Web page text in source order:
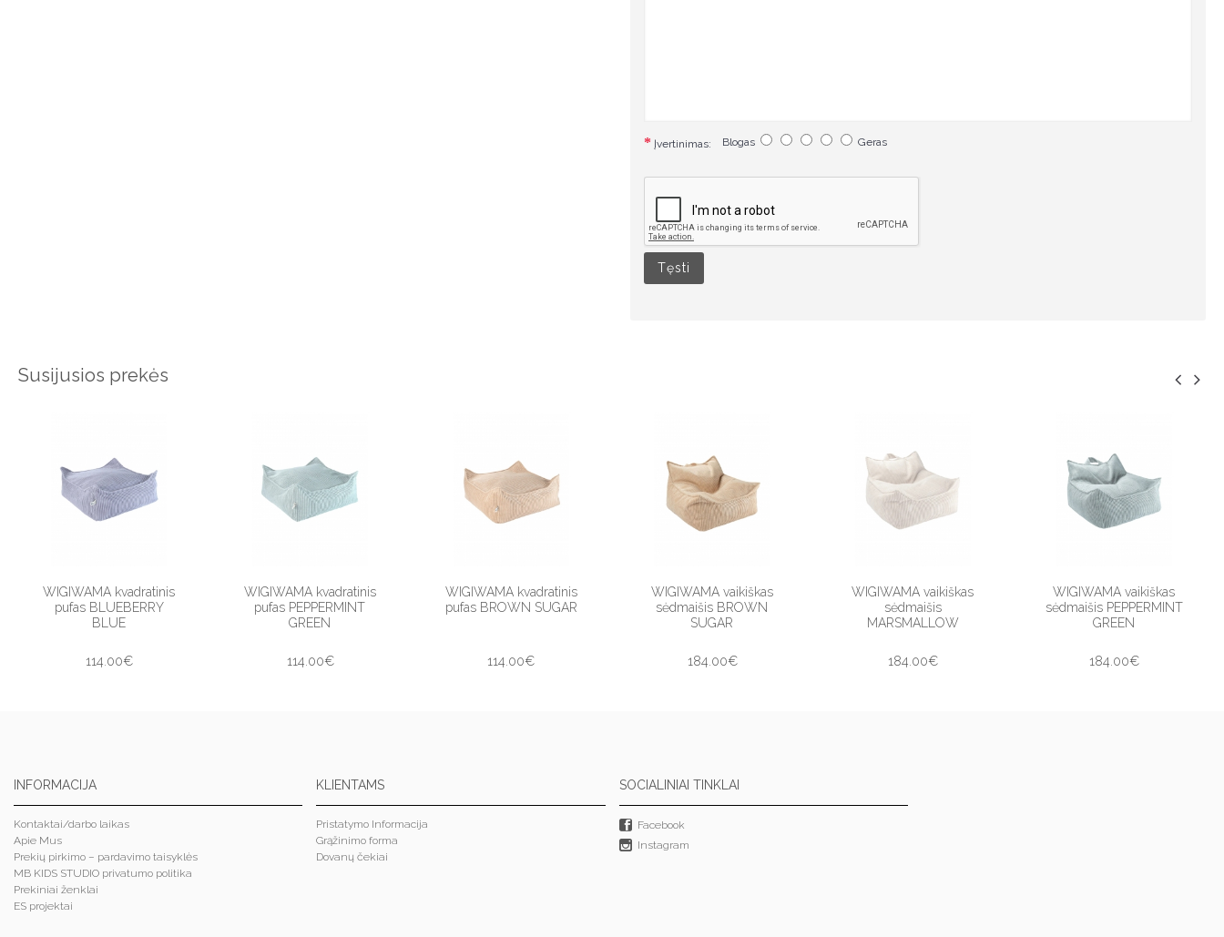
Įvertinimas: Blogas Geras
Tęsti
Susijusios prekės
WIGIWAMA kvadratinis
pufas BLUEBERRY
BLUE
114.00€
WIGIWAMA kvadratinis
pufas PEPPERMINT
GREEN
114.00€
WIGIWAMA kvadratinis
pufas BROWN SUGAR
114.00€
WIGIWAMA vaikiškas
sėdmaišis BROWN
SUGAR
184.00€
WIGIWAMA vaikiškas
sėdmaišis
MARSMALLOW
184.00€
WIGIWAMA vaikiškas
sėdmaišis PEPPERMINT
GREEN
184.00€
INFORMACIJA
Kontaktai/darbo laikas
Apie Mus
Prekių pirkimo – pardavimo taisyklės
MB KIDS STUDIO privatumo politika
Prekiniai ženklai
ES projektai
KLIENTAMS
Pristatymo Informacija
Grąžinimo forma
Dovanų čekiai
SOCIALINIAI TINKLAI
Facebook
Instagram